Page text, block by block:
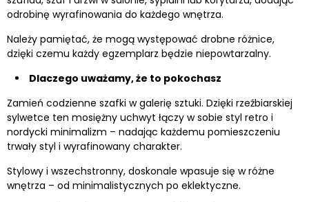
odrobinę wyrafinowania do każdego wnętrza.
Należy pamiętać, że mogą występować drobne różnice,
dzięki czemu każdy egzemplarz będzie niepowtarzalny.
Dlaczego uważamy, że to pokochasz
Zamień codzienne szafki w galerię sztuki. Dzięki rzeźbiarskiej
sylwetce ten mosiężny uchwyt łączy w sobie styl retro i
nordycki minimalizm – nadając każdemu pomieszczeniu
trwały styl i wyrafinowany charakter.
Stylowy i wszechstronny, doskonale wpasuje się w różne
wnętrza – od minimalistycznych po eklektyczne.